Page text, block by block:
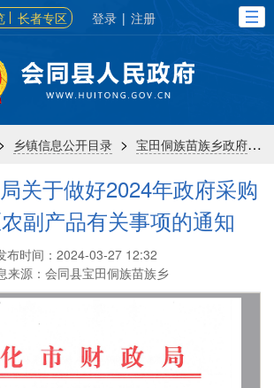
长者专区 登录 | 注册
乡镇信息公开目录 > 宝田侗族苗族乡政府 >
关于做好2024年政府采购
副产品有关事项的通知
布时间：2024-03-27 12:32
来源：会同县宝田侗族苗族乡